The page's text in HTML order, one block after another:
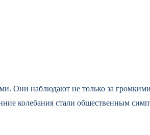
Они наблюдают не только за
колебания стали общественным